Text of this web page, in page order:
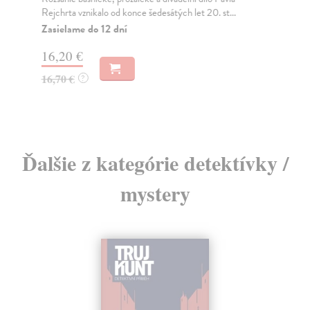
Rejchrta vznikalo od konce šedesátých let 20. st...
Zasielame do 12 dní
16,20 €
16,70 € ?
Ďalšie z kategórie detektívky /
mystery